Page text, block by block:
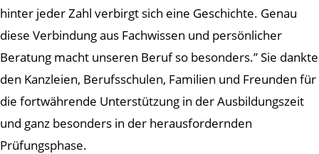
hinter jeder Zahl verbirgt sich eine Geschichte. Genau
diese Verbindung aus Fachwissen und persönlicher
Beratung macht unseren Beruf so besonders.” Sie dankte
den Kanzleien, Berufsschulen, Familien und Freunden für
die fortwährende Unterstützung in der Ausbildungszeit
und ganz besonders in der herausfordernden
Prüfungsphase.